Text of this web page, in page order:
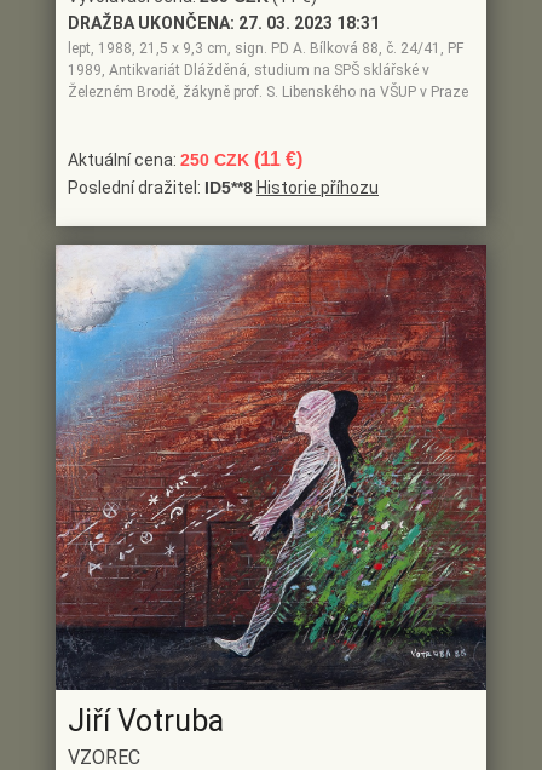
DRAŽBA UKONČENA: 27. 03. 2023 18:31
lept, 1988, 21,5 x 9,3 cm, sign. PD A. Bílková 88, č. 24/41, PF
1989, Antikvariát Dlážděná, studium na SPŠ sklářské v
Železném Brodě, žákyně prof. S. Libenského na VŠUP v Praze
Aktuální cena: 250 CZK (11 €)
Poslední dražitel: ID5**8 Historie příhozu
Jiří Votruba
VZOREC